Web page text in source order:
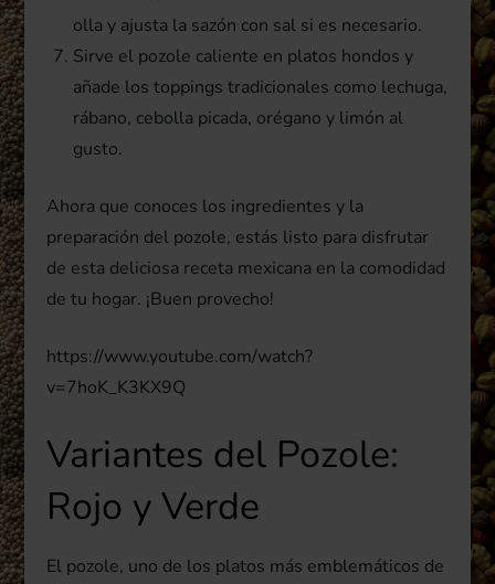
olla y ajusta la sazón con sal si es necesario.
Sirve el pozole caliente en platos hondos y
añade los toppings tradicionales como lechuga,
rábano, cebolla picada, orégano y limón al
gusto.
Ahora que conoces los ingredientes y la
preparación del pozole, estás listo para disfrutar
de esta deliciosa receta mexicana en la comodidad
de tu hogar. ¡Buen provecho!
https://www.youtube.com/watch?
v=7hoK_K3KX9Q
Variantes del Pozole:
Rojo y Verde
El pozole, uno de los platos más emblemáticos de